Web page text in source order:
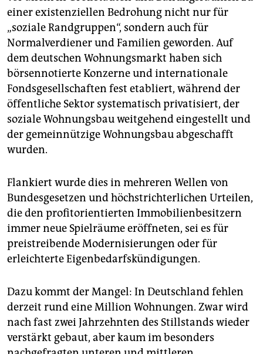
einer existenziellen Bedrohung nicht nur für
„soziale Randgruppen“, sondern auch für
Normalverdiener und Familien geworden. Auf
dem deutschen Wohnungsmarkt haben sich
börsennotierte Konzerne und internationale
Fondsgesellschaften fest etabliert, während der
öffentliche Sektor systematisch privatisiert, der
soziale Wohnungsbau weitgehend eingestellt und
der gemeinnützige Wohnungsbau abgeschafft
wurden.
Flankiert wurde dies in mehreren Wellen von
Bundesgesetzen und höchstrichterlichen Urteilen,
die den profitorientierten Immobilienbesitzern
immer neue Spielräume eröffneten, sei es für
preistreibende Modernisierungen oder für
erleichterte Eigenbedarfskündigungen.
Dazu kommt der Mangel: In Deutschland fehlen
derzeit rund eine Million Wohnungen. Zwar wird
nach fast zwei Jahrzehnten des Stillstands wieder
verstärkt gebaut, aber kaum im besonders